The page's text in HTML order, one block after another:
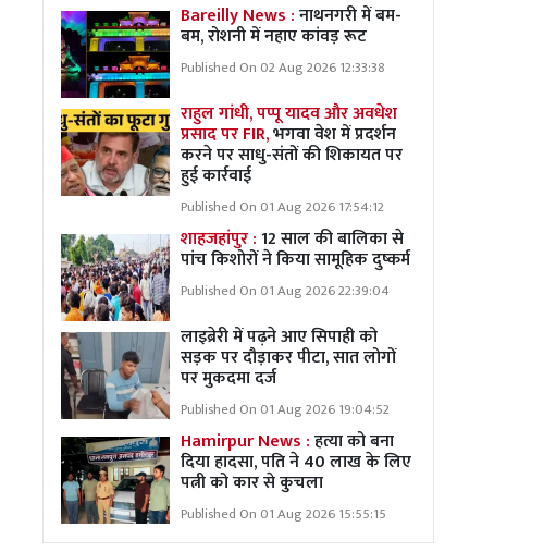
Bareilly News :नाथनगरी में बम-
बम, रोशनी में नहाए कांवड़ रूट
Published On 02 Aug 2026 12:33:38
राहुल गांधी, पप्पू यादव और अवधेश
प्रसाद पर FIR,भगवा वेश में प्रदर्शन
करने पर साधु-संतों की शिकायत पर
हुई कार्रवाई
Published On 01 Aug 2026 17:54:12
शाहजहांपुर :12 साल की बालिका से
पांच किशोरों ने किया सामूहिक दुष्कर्म
Published On 01 Aug 2026 22:39:04
लाइब्रेरी में पढ़ने आए सिपाही को
सड़क पर दौड़ाकर पीटा, सात लोगों
पर मुकदमा दर्ज
Published On 01 Aug 2026 19:04:52
Hamirpur News :हत्या को बना
दिया हादसा, पति ने 40 लाख के लिए
पत्नी को कार से कुचला
Published On 01 Aug 2026 15:55:15